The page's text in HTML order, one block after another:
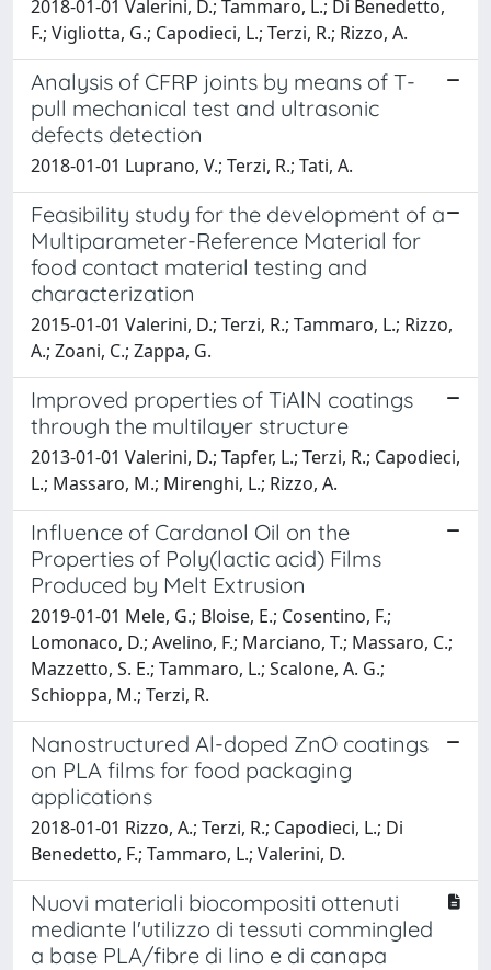
2018-01-01 Valerini, D.; Tammaro, L.; Di Benedetto,
F.; Vigliotta, G.; Capodieci, L.; Terzi, R.; Rizzo, A.
Analysis of CFRP joints by means of T-
pull mechanical test and ultrasonic
defects detection
2018-01-01 Luprano, V.; Terzi, R.; Tati, A.
Feasibility study for the development of a
Multiparameter-Reference Material for
food contact material testing and
characterization
2015-01-01 Valerini, D.; Terzi, R.; Tammaro, L.; Rizzo,
A.; Zoani, C.; Zappa, G.
Improved properties of TiAlN coatings
through the multilayer structure
2013-01-01 Valerini, D.; Tapfer, L.; Terzi, R.; Capodieci,
L.; Massaro, M.; Mirenghi, L.; Rizzo, A.
Influence of Cardanol Oil on the
Properties of Poly(lactic acid) Films
Produced by Melt Extrusion
2019-01-01 Mele, G.; Bloise, E.; Cosentino, F.;
Lomonaco, D.; Avelino, F.; Marciano, T.; Massaro, C.;
Mazzetto, S. E.; Tammaro, L.; Scalone, A. G.;
Schioppa, M.; Terzi, R.
Nanostructured Al-doped ZnO coatings
on PLA films for food packaging
applications
2018-01-01 Rizzo, A.; Terzi, R.; Capodieci, L.; Di
Benedetto, F.; Tammaro, L.; Valerini, D.
Nuovi materiali biocompositi ottenuti
mediante l'utilizzo di tessuti commingled
a base PLA/fibre di lino e di canapa